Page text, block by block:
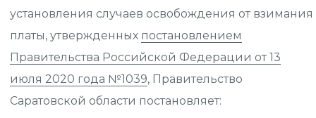
установления случаев освобождения от взимания
платы, утвержденных постановлением
Правительства Российской Федерации от 13
июля 2020 года №1039, Правительство
Саратовской области постановляет: